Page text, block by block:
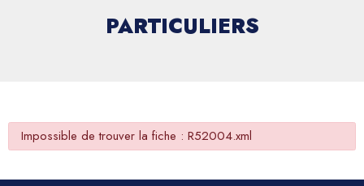
PARTICULIERS
Impossible de trouver la fiche : R52004.xml